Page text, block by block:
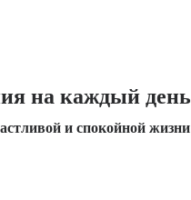
на каждый день
и спокойной жизни